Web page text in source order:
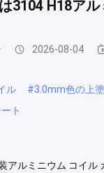
3104 H18ア
2026-08-04
ル #3.0mm色の上
ト
アルミニウム コイ